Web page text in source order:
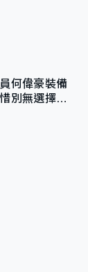
何偉豪裝備
別無選擇下